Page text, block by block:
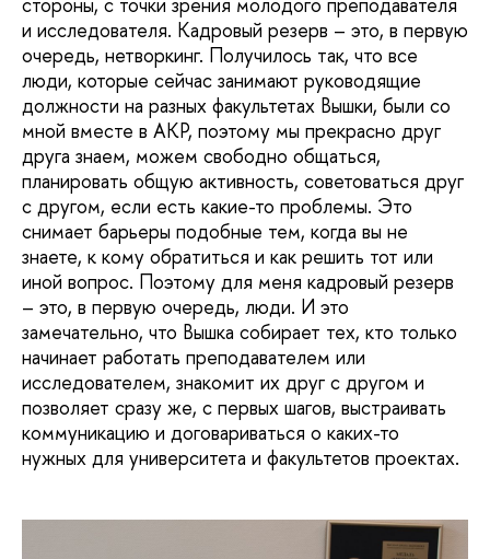
и исследователя. Кадровый резерв – это, в первую
очередь, нетворкинг. Получилось так, что все
люди, которые сейчас занимают руководящие
должности на разных факультетах Вышки, были со
мной вместе в АКР, поэтому мы прекрасно друг
друга знаем, можем свободно общаться,
планировать общую активность, советоваться друг
с другом, если есть какие-то проблемы. Это
снимает барьеры подобные тем, когда вы не
знаете, к кому обратиться и как решить тот или
иной вопрос. Поэтому для меня кадровый резерв
– это, в первую очередь, люди. И это
замечательно, что Вышка собирает тех, кто только
начинает работать преподавателем или
исследователем, знакомит их друг с другом и
позволяет сразу же, с первых шагов, выстраивать
коммуникацию и договариваться о каких-то
нужных для университета и факультетов проектах.